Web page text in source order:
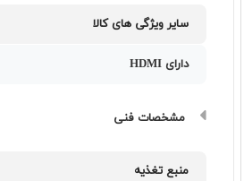
سایر ویژگی های کالا
دارای HDMI
مشخصات فنی
منبع تغذیه